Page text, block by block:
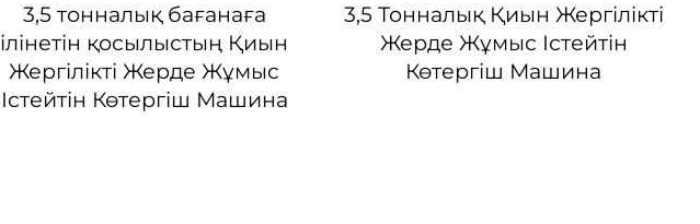
3,5 тонналық бағанаға
ілінетін қосылыстың Қиын
Жергілікті Жерде Жұмыс
Істейтін Көтергіш Машина
3,5 Тонналық Қиын Жергілікті
Жерде Жұмыс Істейтін
Көтергіш Машина